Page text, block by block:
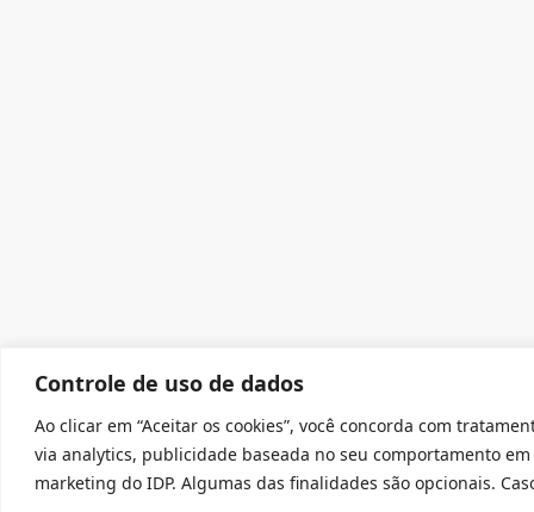
Controle de uso de dados
Ao clicar em “Aceitar os cookies”, você concorda com
via analytics, publicidade baseada no seu comportamento
marketing do IDP. Algumas das finalidades são opcionais.